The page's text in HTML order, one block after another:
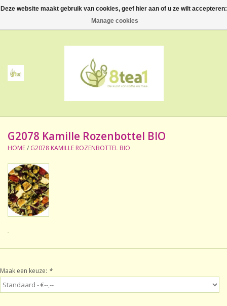
0 Artikelen - €--,--
Thee
Accessoires
NIEUW! Verpakte thee
BeppeDeli en 8tea1
Contact
Sale!
Laatste kans!
G2078 Kamille Rozenbottel BIO
HOME/ G2078 KAMILLE ROZENBOTTEL BIO
Maak een keuze: *
Deze website maakt gebruik van cookies, geef hier aan of u ze wilt accepteren:
Manage cookies